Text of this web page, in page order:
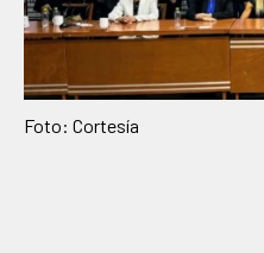
Foto: Cortesía